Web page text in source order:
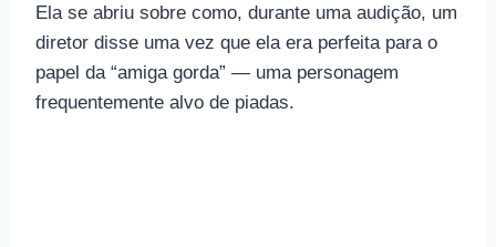
Ela se abriu sobre como, durante uma audição, um
diretor disse uma vez que ela era perfeita para o
papel da “amiga gorda” — uma personagem
frequentemente alvo de piadas.